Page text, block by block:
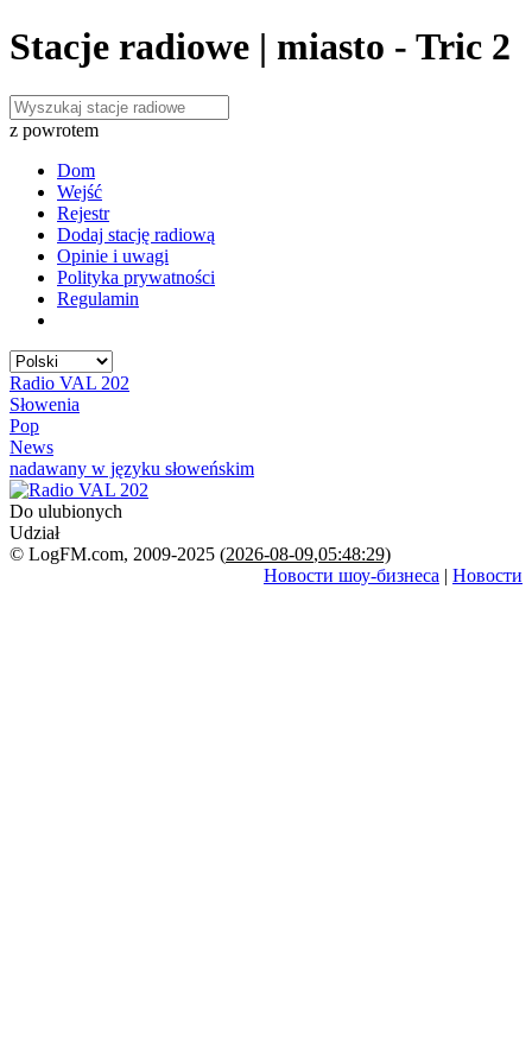
Stacje radiowe | miasto - Tric 2
z powrotem
Dom
Wejść
Rejestr
Dodaj stację radiową
Opinie i uwagi
Polityka prywatności
Regulamin
Radio VAL 202
Słowenia
Pop
News
nadawany w języku słoweńskim
Do ulubionych
Udział
© LogFM.com, 2009-2025 (2026-08-09,05:48:29)
Новости шоу-бизнеса | Новости